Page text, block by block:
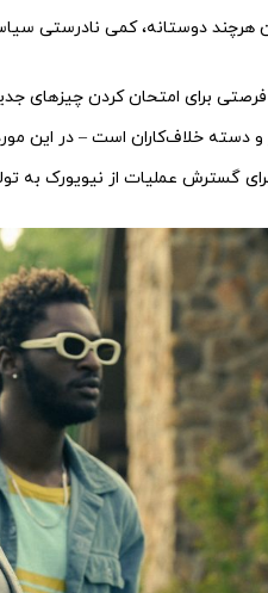
دوستانه، کمی نادرستی
فرصتی برای امتحان کردن چیزهای
گسترش عملیات از نیویورک به